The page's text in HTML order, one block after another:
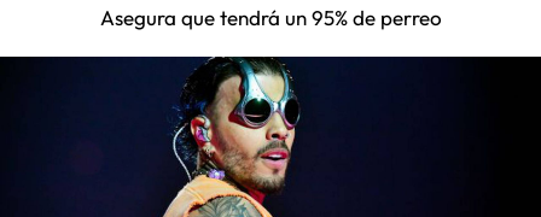
Asegura que tendrá un 95% de perreo